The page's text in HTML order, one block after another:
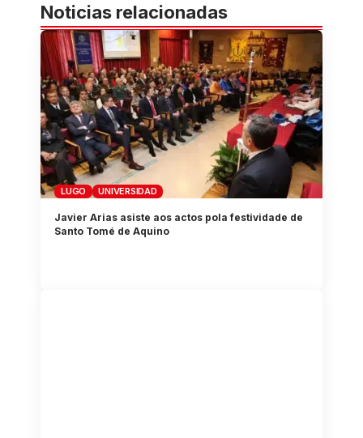
Noticias relacionadas
LUGO UNIVERSIDAD
Javier Arias asiste aos actos pola festividade de
Santo Tomé de Aquino